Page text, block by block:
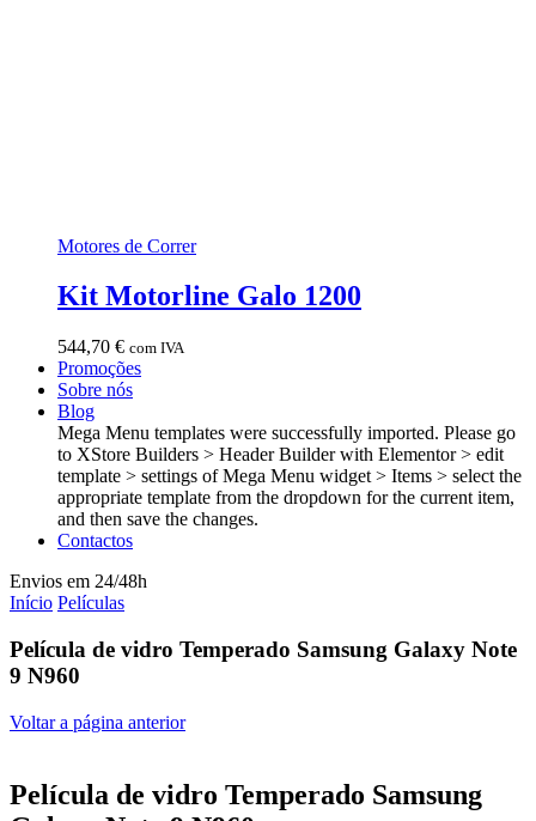
Motores de Correr
Kit Motorline Galo 1200
544,70 € com IVA
Promoções
Sobre nós
Blog
Mega Menu templates were successfully imported. Please go
to XStore Builders > Header Builder with Elementor > edit
template > settings of Mega Menu widget > Items > select the
appropriate template from the dropdown for the current item,
and then save the changes.
Contactos
Envios em 24/48h
Início Películas
Película de vidro Temperado Samsung Galaxy Note
9 N960
Voltar a página anterior
Película de vidro Temperado Samsung